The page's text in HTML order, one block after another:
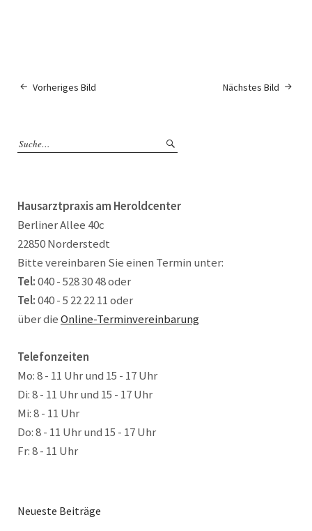
Nächstes Bild
Vorheriges Bild
Hausarztpraxis am Heroldcenter
Berliner Allee 40c
22850 Norderstedt
Bitte vereinbaren Sie einen Termin unter:
Tel:040 - 528 30 48 oder
Tel:040 - 5 22 22 11 oder
über dieOnline-Terminvereinbarung
Telefonzeiten
Mo: 8 - 11 Uhr und 15 - 17 Uhr
Di: 8 - 11 Uhr und 15 - 17 Uhr
Mi: 8 - 11 Uhr
Do: 8 - 11 Uhr und 15 - 17 Uhr
Fr: 8 - 11 Uhr
Neueste Beiträge